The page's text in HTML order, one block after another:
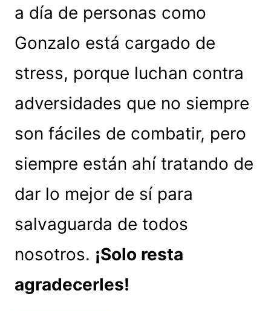
a día de personas como
Gonzalo está cargado de
stress, porque luchan contra
adversidades que no siempre
son fáciles de combatir, pero
siempre están ahí tratando de
dar lo mejor de sí para
salvaguarda de todos
nosotros. ¡Solo resta
agradecerles!